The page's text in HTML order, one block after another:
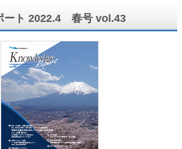
ート 2022.4 春号 vol.43